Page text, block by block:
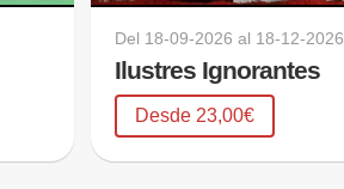
Del 18-09-2026 al 18-12-2026
Ilustres Ignorantes
Desde 23,00€